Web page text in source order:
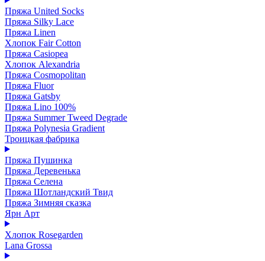
Пряжа United Socks
Пряжа Silky Lace
Пряжа Linen
Хлопок Fair Cotton
Пряжа Casiopea
Хлопок Alexandria
Пряжа Cosmopolitan
Пряжа Fluor
Пряжа Gatsby
Пряжа Lino 100%
Пряжа Summer Tweed Degrade
Пряжа Polynesia Gradient
Троицкая фабрика
Пряжа Пушинка
Пряжа Деревенька
Пряжа Селена
Пряжа Шотландский Твид
Пряжа Зимняя сказка
Ярн Арт
Хлопок Rosegarden
Lana Grossa